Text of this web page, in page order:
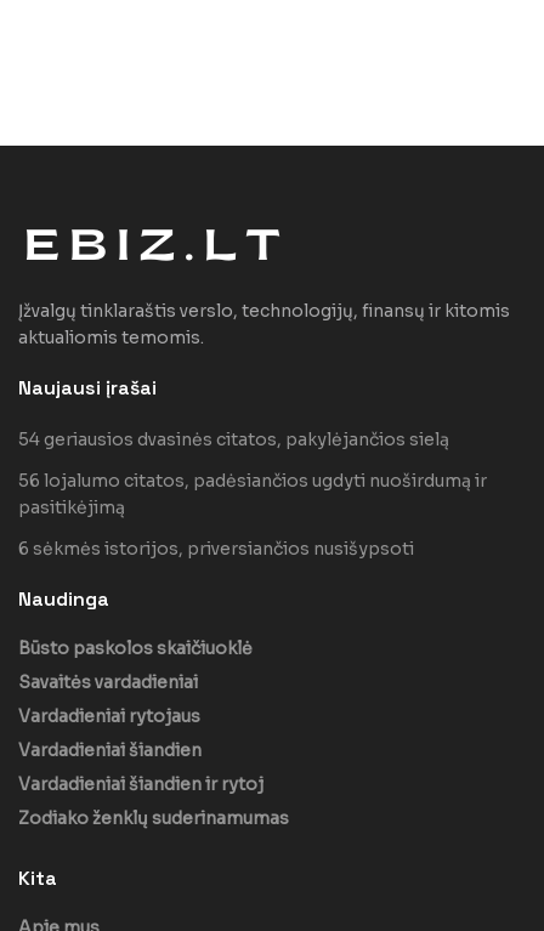
Įžvalgų tinklaraštis verslo, technologijų, finansų ir kitomis
aktualiomis temomis.
Naujausi įrašai
54 geriausios dvasinės citatos, pakylėjančios sielą
56 lojalumo citatos, padėsiančios ugdyti nuoširdumą ir
pasitikėjimą
6 sėkmės istorijos, priversiančios nusišypsoti
Naudinga
Būsto paskolos skaičiuoklė
Savaitės vardadieniai
Vardadieniai rytojaus
Vardadieniai šiandien
Vardadieniai šiandien ir rytoj
Zodiako ženklų suderinamumas
Kita